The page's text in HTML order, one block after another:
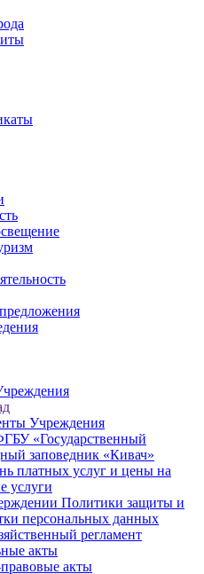
Учреждения
«Государственный
заповедник «Кивач»
платных услуг и цены на
услуги
Политики защиты и
персональных данных
регламент
акты
акты